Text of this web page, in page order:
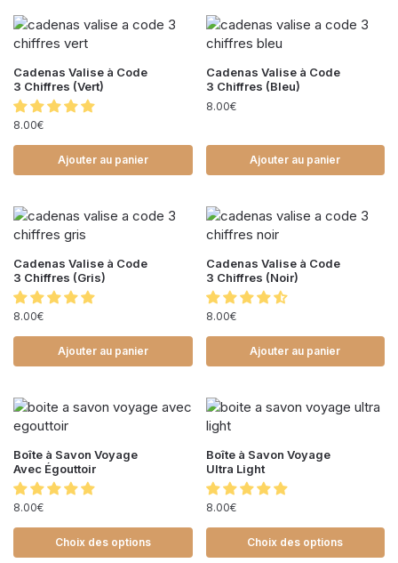
Cadenas Valise à Code
3 Chiffres (Vert)
8.00€
Ajouter au panier
Cadenas Valise à Code
3 Chiffres (Bleu)
8.00€
Ajouter au panier
Cadenas Valise à Code
3 Chiffres (Gris)
8.00€
Ajouter au panier
Cadenas Valise à Code
3 Chiffres (Noir)
8.00€
Ajouter au panier
Boîte à Savon Voyage
Avec Égouttoir
8.00€
Choix des options
Boîte à Savon Voyage
Ultra Light
8.00€
Choix des options